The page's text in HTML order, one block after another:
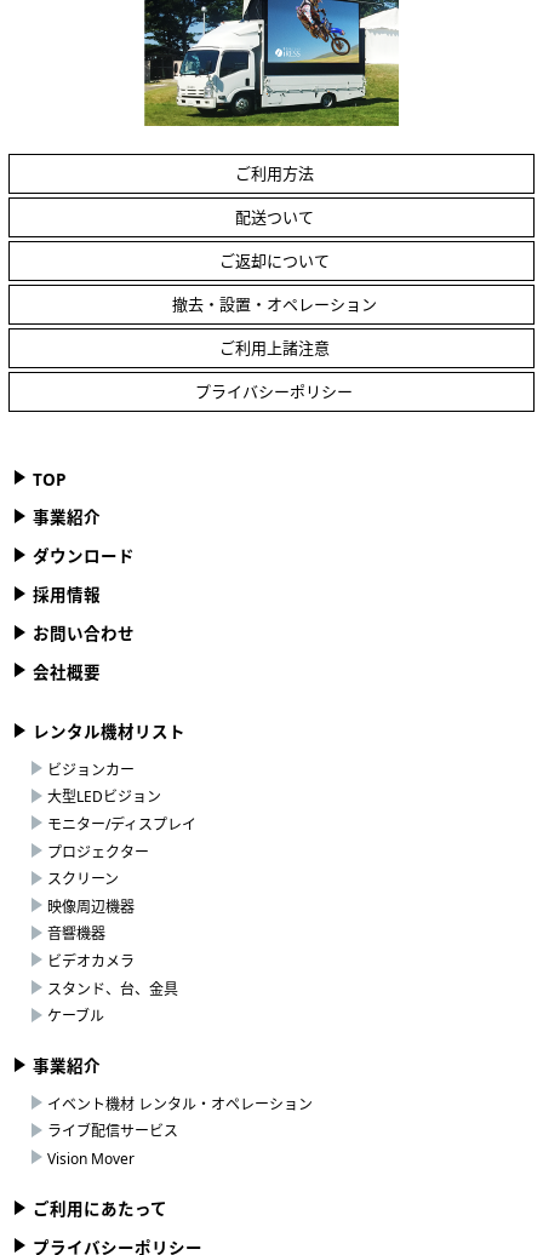
ご利用方法
配送ついて
ご返却について
撤去・設置・オペレーション
ご利用上諸注意
プライバシーポリシー
TOP
事業紹介
ダウンロード
採用情報
お問い合わせ
会社概要
レンタル機材リスト
ビジョンカー
大型LEDビジョン
モニター/ディスプレイ
プロジェクター
スクリーン
映像周辺機器
音響機器
ビデオカメラ
スタンド、台、金具
ケーブル
事業紹介
イベント機材 レンタル・オペレーション
ライブ配信サービス
Vision Mover
ご利用にあたって
プライバシーポリシー